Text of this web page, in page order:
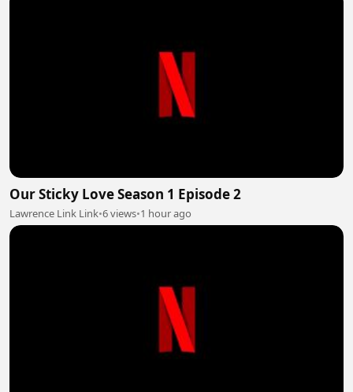
Our Sticky Love Season 1 Episode 2
Lawrence Link Link•6 views•1 hour ago